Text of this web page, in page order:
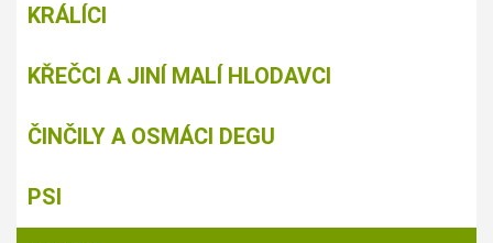
KRÁLÍCI
KŘEČCI A JINÍ MALÍ HLODAVCI
ČINČILY A OSMÁCI DEGU
PSI